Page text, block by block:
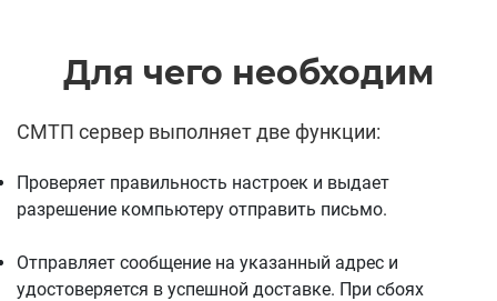
Для чего необходим
СМТП сервер выполняет две функции:
Проверяет правильность настроек и выдает
разрешение компьютеру отправить письмо.
Отправляет сообщение на указанный адрес и
удостоверяется в успешной доставке. При сбоях